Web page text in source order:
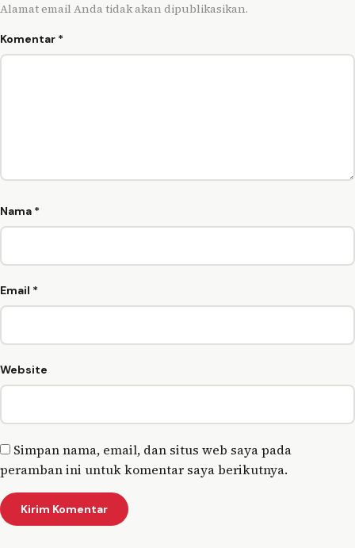
Alamat email Anda tidak akan dipublikasikan.
Komentar *
Nama *
Email *
Website
Simpan nama, email, dan situs web saya pada
peramban ini untuk komentar saya berikutnya.